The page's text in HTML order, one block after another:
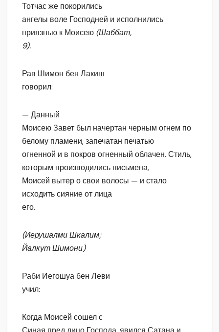
Тотчас же покорились
ангелы воле Господней и исполнились
приязнью к Моисею (Шаббат,
9).
Рав Шимон бен Лакиш
говорил:
— Данный
Моисею Завет был начертан черным огнем по
белому пламени, запечатан печатью
огненной и в покров огненный облачен. Стиль,
которым производились письмена,
Моисей вытер о свои волосы — и стало
исходить сияние от лица
его.
(Иерушалми Шкалим;
Йалкут Шимони)
Раби Иегошуа бен Леви
учил:
Когда Моисей сошел с